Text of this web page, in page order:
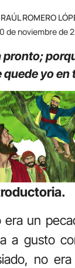
RAÚL ROMERO
de noviembre de
pronto;
quede yo en
era un
a gusto
no